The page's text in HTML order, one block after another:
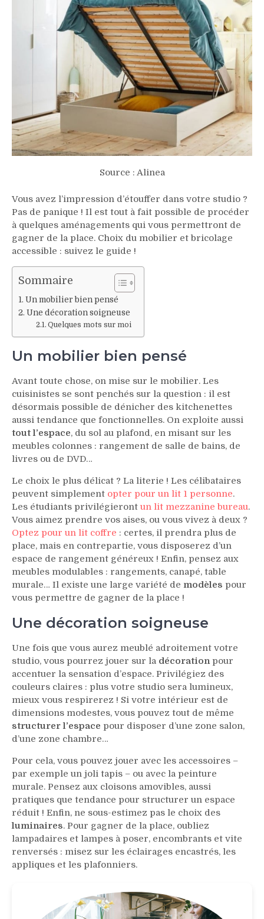
Source : Alinea
Vous avez l’impression d’étouffer dans votre studio ?
Pas de panique ! Il est tout à fait possible de procéder
à quelques aménagements qui vous permettront de
gagner de la place. Choix du mobilier et bricolage
accessible : suivez le guide !
Sommaire
Un mobilier bien pensé
Une décoration soigneuse
Quelques mots sur moi
Un mobilier bien pensé
Avant toute chose, on mise sur le mobilier. Les
cuisinistes se sont penchés sur la question : il est
désormais possible de dénicher des kitchenettes
aussi tendance que fonctionnelles. On exploite aussi
tout l’espace, du sol au plafond, en misant sur les
meubles colonnes : rangement de salle de bains, de
livres ou de DVD…
Le choix le plus délicat ? La literie ! Les célibataires
peuvent simplement opter pour un lit 1 personne.
Les étudiants privilégieront un lit mezzanine bureau.
Vous aimez prendre vos aises, ou vous vivez à deux ?
Optez pour un lit coffre : certes, il prendra plus de
place, mais en contrepartie, vous disposerez d’un
espace de rangement généreux ! Enfin, pensez aux
meubles modulables : rangements, canapé, table
murale… Il existe une large variété de modèles pour
vous permettre de gagner de la place !
Une décoration soigneuse
Une fois que vous aurez meublé adroitement votre
studio, vous pourrez jouer sur la décoration pour
accentuer la sensation d’espace. Privilégiez des
couleurs claires : plus votre studio sera lumineux,
mieux vous respirerez ! Si votre intérieur est de
dimensions modestes, vous pouvez tout de même
structurer l’espace pour disposer d’une zone salon,
d’une zone chambre…
Pour cela, vous pouvez jouer avec les accessoires –
par exemple un joli tapis – ou avec la peinture
murale. Pensez aux cloisons amovibles, aussi
pratiques que tendance pour structurer un espace
réduit ! Enfin, ne sous-estimez pas le choix des
luminaires. Pour gagner de la place, oubliez
lampadaires et lampes à poser, encombrants et vite
renversés : misez sur les éclairages encastrés, les
appliques et les plafonniers.